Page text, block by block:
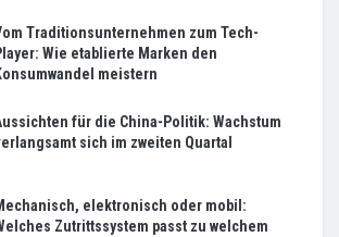
Traditionsunternehmen zum Tech-
Wie etablierte Marken den
meistern
für die China-Politik: Wachstum
sich im zweiten Quartal
elektronisch oder mobil:
Zutrittssystem passt zu welchem